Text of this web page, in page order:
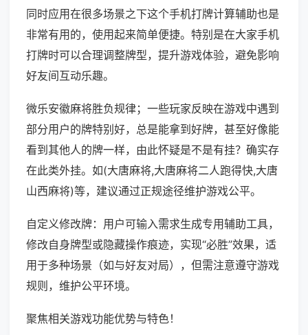
同时应用在很多场景之下这个手机打牌计算辅助也是
非常有用的，使用起来简单便捷。特别是在大家手机
打牌时可以合理调整牌型，提升游戏体验，避免影响
好友间互动乐趣。
微乐安徽麻将胜负规律；一些玩家反映在游戏中遇到
部分用户的牌特别好，总是能拿到好牌，甚至好像能
看到其他人的牌一样，由此怀疑是不是有挂？确实存
在此类外挂。如(大唐麻将,大唐麻将二人跑得快,大唐
山西麻将)等，建议通过正规途径维护游戏公平。
自定义修改牌：用户可输入需求生成专用辅助工具，
修改自身牌型或隐藏操作痕迹，实现“必胜”效果，适
用于多种场景（如与好友对局），但需注意遵守游戏
规则，维护公平环境。
聚焦相关游戏功能优势与特色！